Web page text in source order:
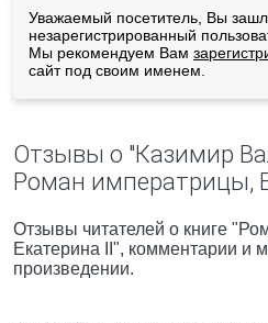
Уважаемый посетитель, Вы
незарегистрированный
Мы рекомендуем Вам
сайт под своим именем.
Отзывы о "Казимир
Роман императрицы,
Отзывы читателей о книге
Екатерина II", комментарии и
произведении.